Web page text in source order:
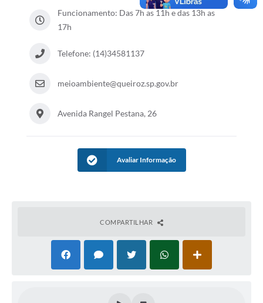
Funcionamento: Das 7h as 11h e das 13h as
17h
Telefone: (14)34581137
meioambiente@queiroz.sp.gov.br
Avenida Rangel Pestana, 26
Avaliar Informação
COMPARTILHAR